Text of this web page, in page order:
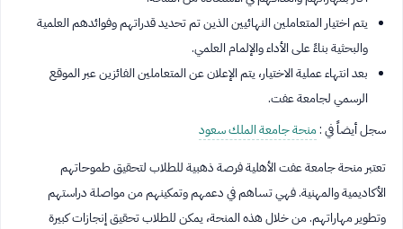
يتم اختيار المتعاملين النهائيين الذين تم تحديد قدراتهم وفوائدهم العلمية
والبحثية بناءً على الأداء والإلمام العلمي.
بعد انتهاء عملية الاختيار، يتم الإعلان عن المتعاملين الفائزين عبر الموقع
الرسمي لجامعة عفت.
سجل أيضاً في :منحة جامعة الملك سعود
تعتبر منحة جامعة عفت الأهلية فرصة ذهبية للطلاب لتحقيق طموحاتهم
الأكاديمية والمهنية. فهي تساهم في دعمهم وتمكينهم من مواصلة دراستهم
وتطوير مهاراتهم. من خلال هذه المنحة، يمكن للطلاب تحقيق إنجازات كبيرة